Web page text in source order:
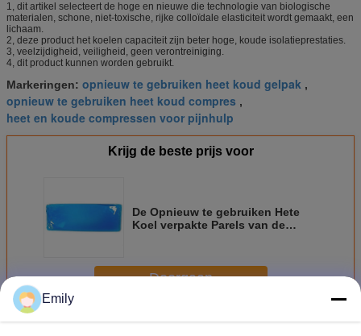
1, dit artikel selecteert de hoge en nieuwe die technologie van biologische
materialen, schone, niet-toxische, rijke colloïdale elasticiteit wordt gemaakt, een
lichaam.
2, deze product het koelen capaciteit zijn beter hoge, koude isolatieprestaties.
3, veelzijdigheid, veiligheid, geen verontreiniging.
4, dit product kunnen worden gebruikt.
Markeringen: opnieuw te gebruiken heet koud gelpak ,
opnieuw te gebruiken heet koud compres ,
heet en koude compressen voor pijnhulp
Krijg de beste prijs voor
De Opnieuw te gebruiken Hete
Koel verpakte Parels van de
Doorgaan
MeerHeet Koud Gelpak
Emily